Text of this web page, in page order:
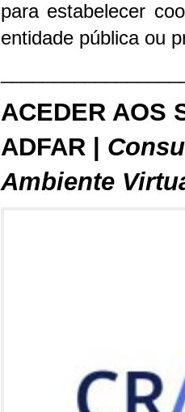
para estabelecer
entidade pública ou
ACEDER AOS
ADFAR |
Ambiente